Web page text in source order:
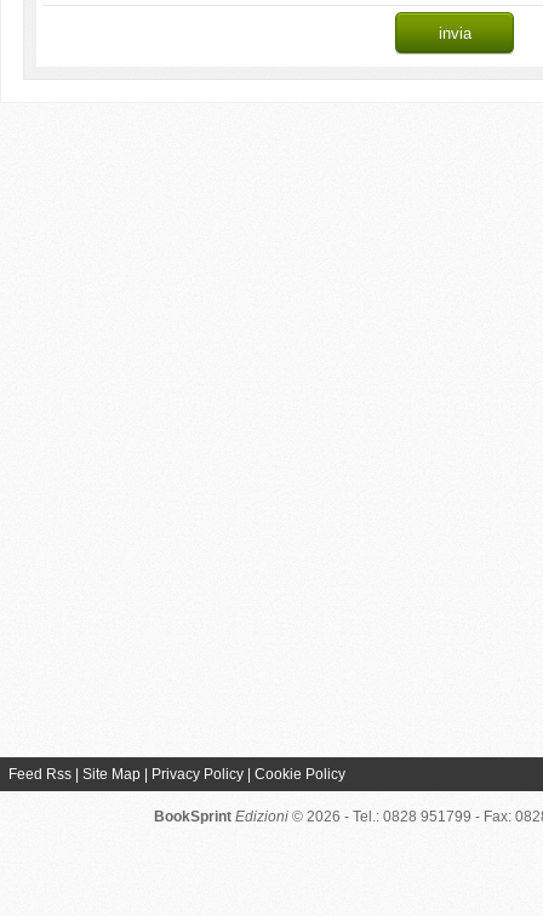
Feed Rss Site Map Privacy Policy Cookie Policy
BookSprint Edizioni © 2026 - Tel.: 0828 951799 - Fax: